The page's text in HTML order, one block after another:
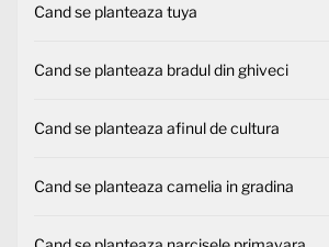
Cand se planteaza tuya
Cand se planteaza bradul din ghiveci
Cand se planteaza afinul de cultura
Cand se planteaza camelia in gradina